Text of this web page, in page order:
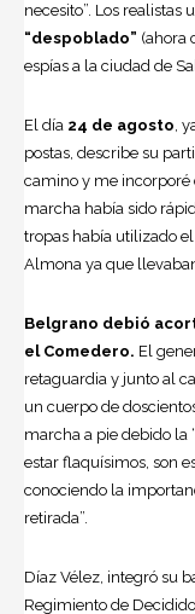
necesito”. Los
“despoblado” (ahora
espías a la ciudad de
El día 24 de agosto,
postas, describe su
camino y me incorporé
marcha había sido
tropas había utilizado
Almona ya que
Belgrano debió
el Comedero. El
retaguardia y junto al
un cuerpo de
marcha a pie debido la
estar flaquísimos, son
conociendo la
retirada”.
Díaz Vélez, integró su
Regimiento de